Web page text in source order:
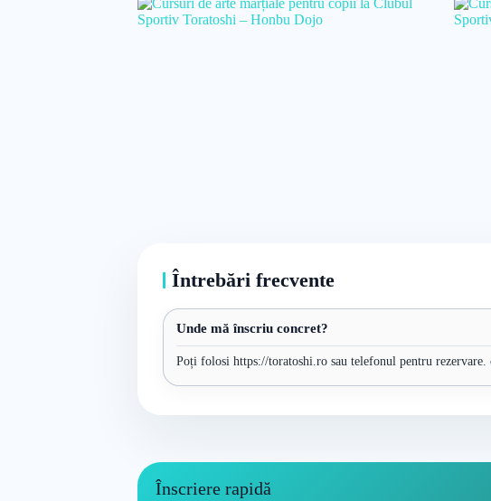
Întrebări frecvente
Unde mă înscriu concret?
Poți folosi https://toratoshi.ro sau telefonul pentru rezervare.
Înscriere rapidă